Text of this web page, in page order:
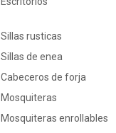
Sillas rusticas
Sillas de enea
Cabeceros de forja
Mosquiteras
Mosquiteras enrollables